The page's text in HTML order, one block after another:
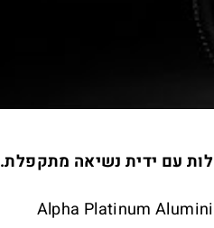
עם ידית נשיאה מתקפלת.
Alpha Platinum